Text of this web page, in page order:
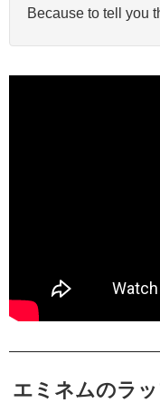
Because to tell you
エミネムのラ